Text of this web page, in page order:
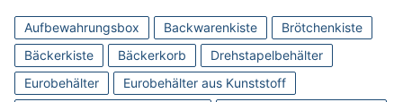
Aufbewahrungsbox Backwarenkiste
Brötchenkiste
Bäckerkiste
Bäckerkorb
Drehstapelbehälter
Eurobehälter
Eurobehälter aus Kunststoff